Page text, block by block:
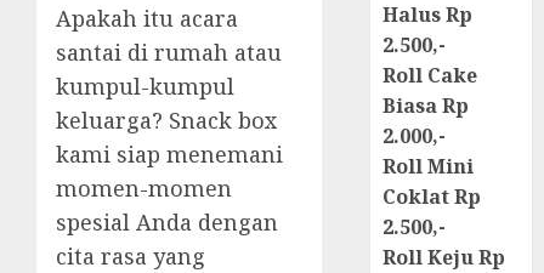
Apakah itu acara
santai di rumah atau
kumpul-kumpul
keluarga? Snack box
kami siap menemani
momen-momen
spesial Anda dengan
cita rasa yang
Halus Rp
2.500,-
Roll Cake
Biasa Rp
2.000,-
Roll Mini
Coklat Rp
2.500,-
Roll Keju Rp